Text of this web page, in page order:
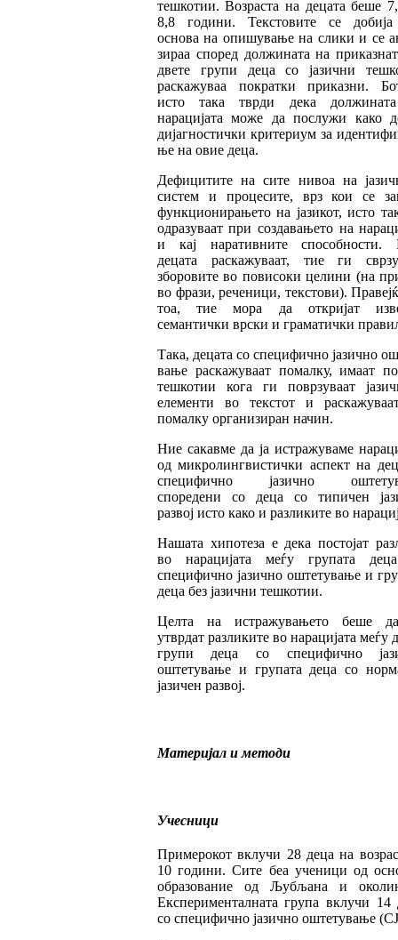
тешкотии. Возраста на децата беше
8,8 години. Текстовите се
основа на опишување на слики и се
зираа според должината на
двете групи деца со јазични
раскажуваа пократки приказни.
исто така тврди дека
нарацијата може да послужи како
дијагностички критериум за идентифи
ње на овие деца.
Дефицитите на сите нивоа на
систем и процесите, врз кои се
функционирањето на јазикот, исто
одразуваат при создавањето на
и кај наративните способности.
децата раскажуваат, тие ги свр
зборовите во повисоки целини (на
во фрази, реченици, текстови).
тоа, тие мора да откријат
семантички врски и граматички
Така, децата со специфично јазично
вање раскажуваат помалку, имаат
тешкотии кога ги поврзуваат
елементи во текстот и
помалку организиран начин.
Ние сакавме да ја истражуваме
од микролингвистички аспект на
специфично јазично
споредени со деца со типичен
развој исто како и разликите во
Нашата хипотеза е дека постојат
во нарацијата меѓу групата
специфично јазич­но оштетување и
деца без јазични тешкотии.
Целта на истражувањето беше
утврдат разликите во нарацијата меѓу
групи деца со специфично
оштетување и групата деца со
јазичен развој.
Материјал и методи
Учесници
Примерокот вклучи 28 деца на
10 години. Сите беа ученици од
образование од Љубљана и
Експерименталната група вклучи 14
со специфично јазично оштетување